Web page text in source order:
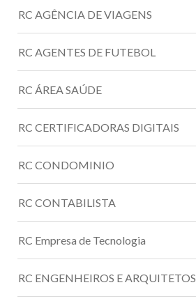
RC AGÊNCIA DE VIAGENS
RC AGENTES DE FUTEBOL
RC ÁREA SAÚDE
RC CERTIFICADORAS DIGITAIS
RC CONDOMINIO
RC CONTABILISTA
RC Empresa de Tecnologia
RC ENGENHEIROS E ARQUITETOS